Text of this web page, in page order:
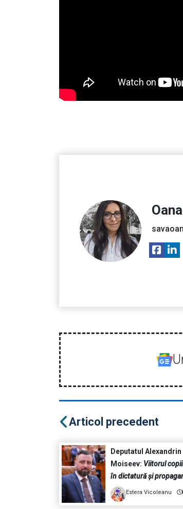
Articol precedent
Deputatul Alexandrin
Moiseev: Viitorul
în dictatură și
Estera Vicoleanu